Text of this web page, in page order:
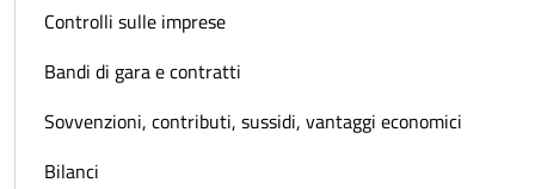
Controlli sulle imprese
Bandi di gara e contratti
Sovvenzioni, contributi, sussidi, vantaggi economici
Bilanci